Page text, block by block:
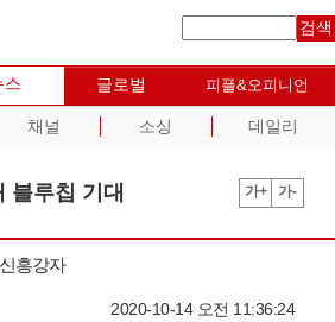
검색
스 글로벌 피플&오피니언
채널 소싱 데일리
블루칩 기대 가+ 가-
흥강자
2020-10-14 오전 11:36:24